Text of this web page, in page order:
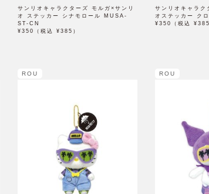
サンリオキャラクターズ モルガ×サンリ
オ ステッカー シナモロール MUSA-
ST-CN
¥350（税込 ¥385）
サンリオキャラ
オステッカー ク
¥350（税込
ROU ROU